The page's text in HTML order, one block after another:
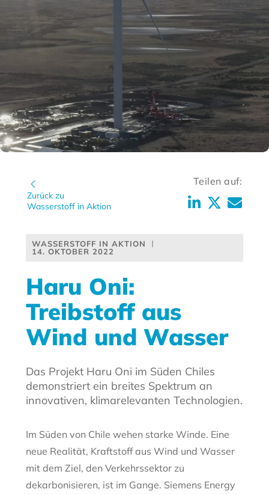
Zurück zu
Wasserstoff in Aktion
Teilen auf:
WASSERSTOFF IN AKTION
14. OKTOBER 2022
Haru Oni:
Treibstoff aus
Wind und Wasser
Das Projekt Haru Oni im Süden Chiles
demonstriert ein breites Spektrum an
innovativen, klimarelevanten Technologien.
Im Süden von Chile wehen starke Winde. Eine
neue Realität, Kraftstoff aus Wind und Wasser
mit dem Ziel, den Verkehrssektor zu
dekarbonisieren, ist im Gange. Siemens Energy